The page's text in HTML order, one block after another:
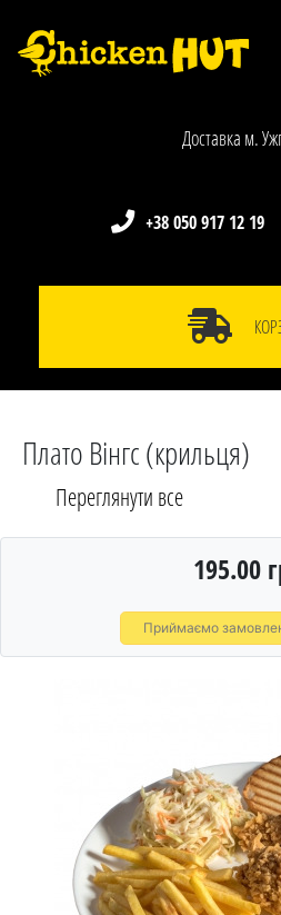
Доставка м.
+38 050 917 12 19
Плато Вінгс (крильця)
Переглянути все
195.00
Приймаємо